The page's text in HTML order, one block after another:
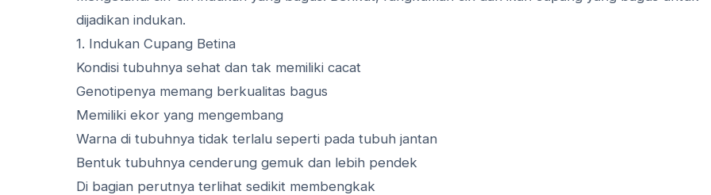
dijadikan indukan.
1. Indukan Cupang Betina
Kondisi tubuhnya sehat dan tak memiliki cacat
Genotipenya memang berkualitas bagus
Memiliki ekor yang mengembang
Warna di tubuhnya tidak terlalu seperti pada tubuh jantan
Bentuk tubuhnya cenderung gemuk dan lebih pendek
Di bagian perutnya terlihat sedikit membengkak